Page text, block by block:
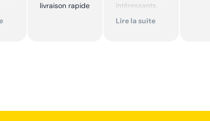
livraison rapide
intéressants.
Excellent suivi !
Lire la suite